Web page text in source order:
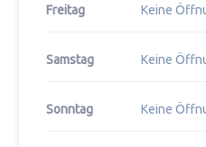
Freitag Keine
Samstag Keine
Sonntag Keine